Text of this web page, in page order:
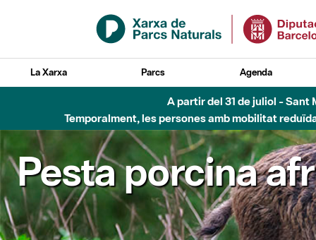
Salta al contingut principal
La Xarxa Parcs Agenda
A partir del 31 de juliol -
Temporalment, les persones amb mobilitat
Pesta porcina